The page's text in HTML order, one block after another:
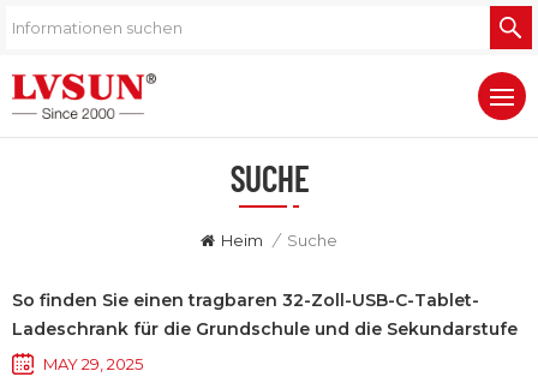
SUCHE
Heim / Suche
So finden Sie einen tragbaren 32-Zoll-USB-C-Tablet-
Ladeschrank für die Grundschule und die Sekundarstufe
I？ MAY 29, 2025